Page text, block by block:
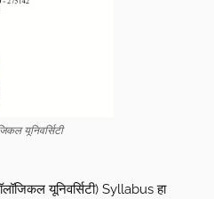
यूनिवर्सिटी
यूनिवर्सिटी) Syllabus हा